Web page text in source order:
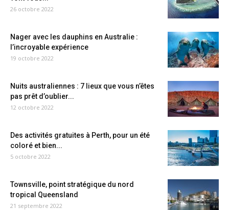
26 octobre 2022
Nager avec les dauphins en Australie :
l’incroyable expérience
19 octobre 2022
Nuits australiennes : 7 lieux que vous n’êtes
pas prêt d’oublier...
12 octobre 2022
Des activités gratuites à Perth, pour un été
coloré et bien...
5 octobre 2022
Townsville, point stratégique du nord
tropical Queensland
21 septembre 2022